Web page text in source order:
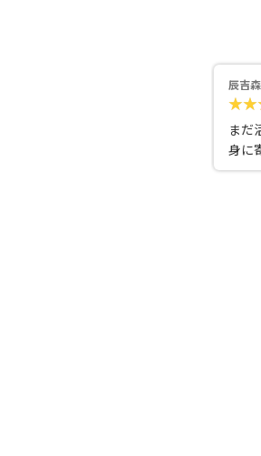
辰吉森
まだ
身に